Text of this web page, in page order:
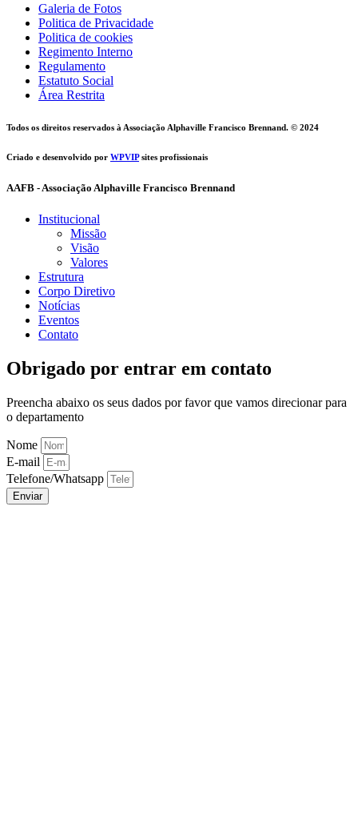
Galeria de Fotos
Politica de Privacidade
Politica de cookies
Regimento Interno
Regulamento
Estatuto Social
Área Restrita
Todos os direitos reservados à Associação Alphaville Francisco Brennand. © 2024
Criado e desenvolvido por WPVIPsites profissionais
AAFB - Associação Alphaville Francisco Brennand
Institucional
Missão
Visão
Valores
Estrutura
Corpo Diretivo
Notícias
Eventos
Contato
Obrigado por entrar em contato
Preencha abaixo os seus dados por favor que vamos direcionar para
o departamento
Nome
E-mail
Telefone/Whatsapp
Enviar